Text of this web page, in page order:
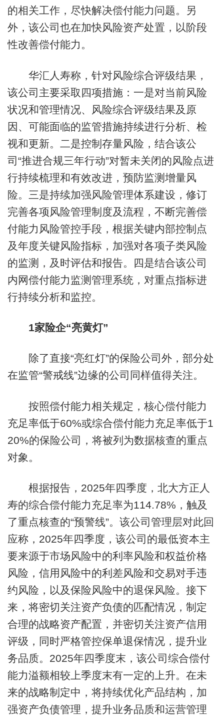
的相关工作，尽快解决偿付能力问题。另
外，该公司也在加快风险资产处置，以阶段
性改善偿付能力。
华汇人寿称，针对风险综合评级结果，
该公司主要采取四项措施：一是对当前风险
状况和管理情况、风险综合评级结果及原
因、可能面临的监管措施持续进行分析、检
视和更新。二是控制存量风险，结合该公
司“推进合规三年行动”对暂未关闭的风险点进
行持续梳理和有效改进，预防监测增量风
险。三是持续加强风险管理体系建设，修订
完善各项风险管理制度及流程，不断完善偿
付能力风险管控手段，根据关键内部控制点
及年度关键风险指标，加强对各项子类风险
的监测，及时评估和报告。四是结合该公司
内网偿付能力监测管理系统，对重点指标进
行持续分析和监控。
1家险企“亮黄灯”
除了直接“亮红灯”的保险公司外，部分处
在监管“警戒线”边缘的公司同样值得关注。
按照偿付能力相关规定，核心偿付能力
充足率低于60%或综合偿付能力充足率低于1
20%的保险公司，将被列为数据核查的重点
对象。
根据报告，2025年四季度，北大方正人
寿的综合偿付能力充足率为114.78%，触及
了重点核查的“预警线”。该公司管理层对此回
应称，2025年四季度，该公司的最低资本主
要来源于市场风险中的利率风险和权益价格
风险，信用风险中的利差风险和交易对手违
约风险，以及保险风险中的退保风险。接下
来，将密切关注资产负债的匹配情况，制定
合理的战略资产配置，并密切关注资产信用
评级，同时严格管控保单退保情况，提升业
务品质。2025年四季度末，该公司综合偿付
能力溢额相较上季度末有一定的上升。在未
来的战略制定中，将持续优化产品结构，加
强资产负债管理，提升业务品质和运营管理